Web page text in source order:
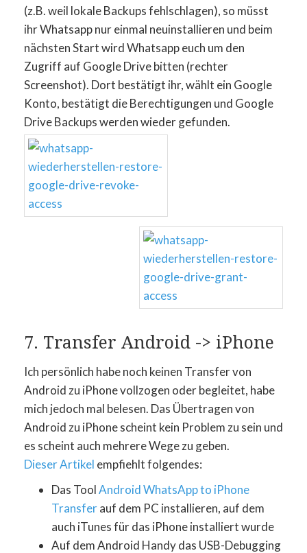
(z.B. weil lokale Backups fehlschlagen), so müsst
ihr Whatsapp nur einmal neuinstallieren und beim
nächsten Start wird Whatsapp euch um den
Zugriff auf Google Drive bitten (rechter
Screenshot). Dort bestätigt ihr, wählt ein Google
Konto, bestätigt die Berechtigungen und Google
Drive Backups werden wieder gefunden.
7. Transfer Android -> iPhone
Ich persönlich habe noch keinen Transfer von
Android zu iPhone vollzogen oder begleitet, habe
mich jedoch mal belesen. Das Übertragen von
Android zu iPhone scheint kein Problem zu sein und
es scheint auch mehrere Wege zu geben.
Dieser Artikel empfiehlt folgendes:
Das ToolAndroid WhatsApp to iPhone
Transferauf dem PC installieren, auf dem
auch iTunes für das iPhone installiert wurde
Auf dem Android Handy das USB-Debugging